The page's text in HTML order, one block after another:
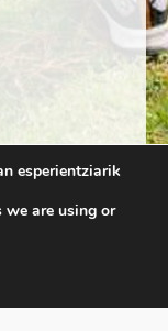
esperientziarik
we are using or